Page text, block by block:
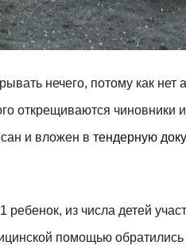
нечего, потому как нет
открещиваются чиновники
и вложен в тендерную
ребенок, из числа детей
помощью